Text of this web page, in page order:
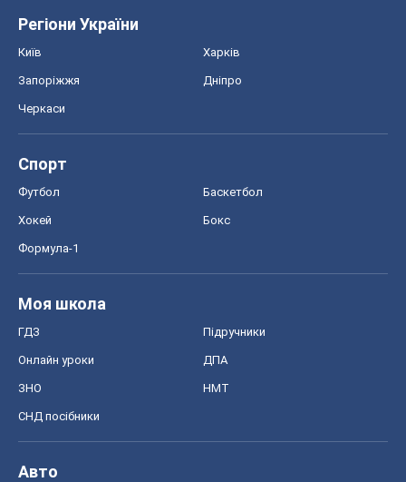
Регіони України
Київ Харків
Запоріжжя Дніпро
Черкаси
Спорт
Футбол Баскетбол
Хокей Бокс
Формула-1
Моя школа
ГДЗ Підручники
Онлайн уроки ДПА
ЗНО НМТ
СНД посібники
Авто